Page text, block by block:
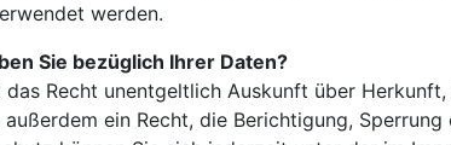
werden.
Sie bezüglich Ihrer Daten?
das Recht unentgeltlich Auskunft über
außerdem ein Recht, die Berichtigung,